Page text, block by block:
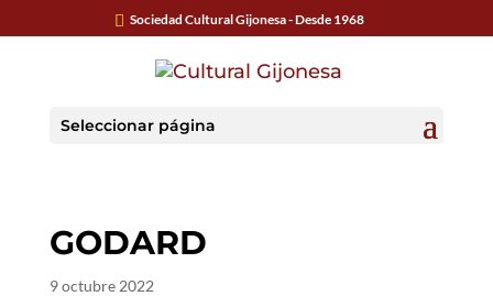
Sociedad Cultural Gijonesa - Desde 1968
Seleccionar página
GODARD
9 octubre 2022